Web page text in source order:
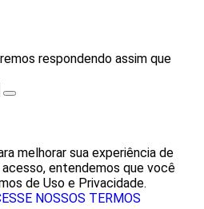
respondendo assim que
melhorar sua experiência de
entendemos que você
de Uso e Privacidade.
NOSSOS TERMOS